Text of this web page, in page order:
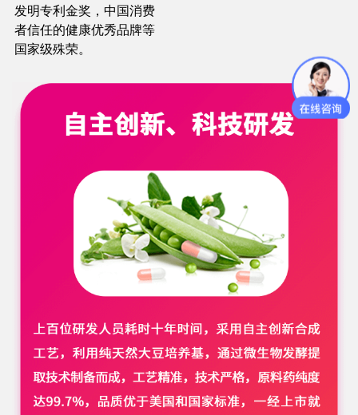
发明专利金奖，中国消费
者信任的健康优秀品牌等
国家级殊荣。